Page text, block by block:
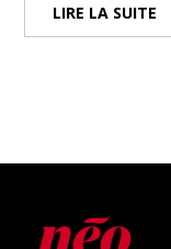
LIRE LA SUITE